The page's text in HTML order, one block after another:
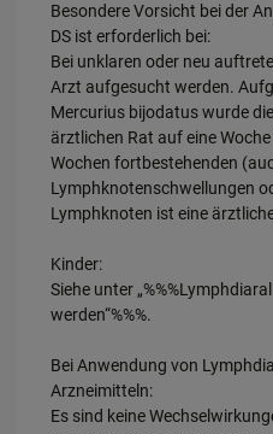
Besondere Vorsicht bei der
DS ist erforderlich bei:
Bei unklaren oder neu
Arzt aufgesucht werden.
Mercurius bijodatus wurde
ärztlichen Rat auf eine
Wochen fortbestehenden
Lymphknotenschwellungen
Lymphknoten ist eine
Kinder:
Siehe unter
werden“%%%.
Bei Anwendung von
Arzneimitteln:
Es sind keine